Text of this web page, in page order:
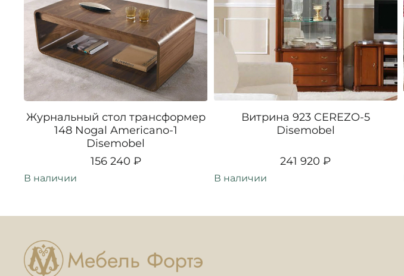
Журнальный стол трансформер
148 Nogal Americano-1
Disemobel
156 240 ₽
В наличии
Витрина 923 CEREZO-5
Disemobel
241 920 ₽
В наличии